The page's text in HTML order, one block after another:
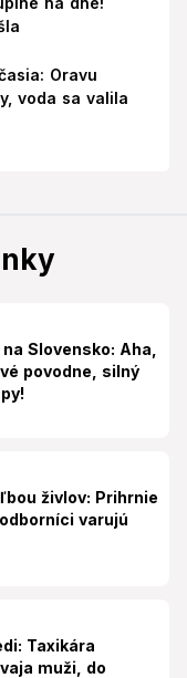
Oravu
voda sa valila
Slovensko: Aha,
povodne, silný
živlov: Prihrnie
varujú
Taxikára
muži, do